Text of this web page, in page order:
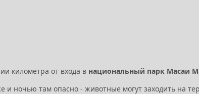
километра от входа в национальный парк Масаи
и ночью там опасно - животные могут заходить на